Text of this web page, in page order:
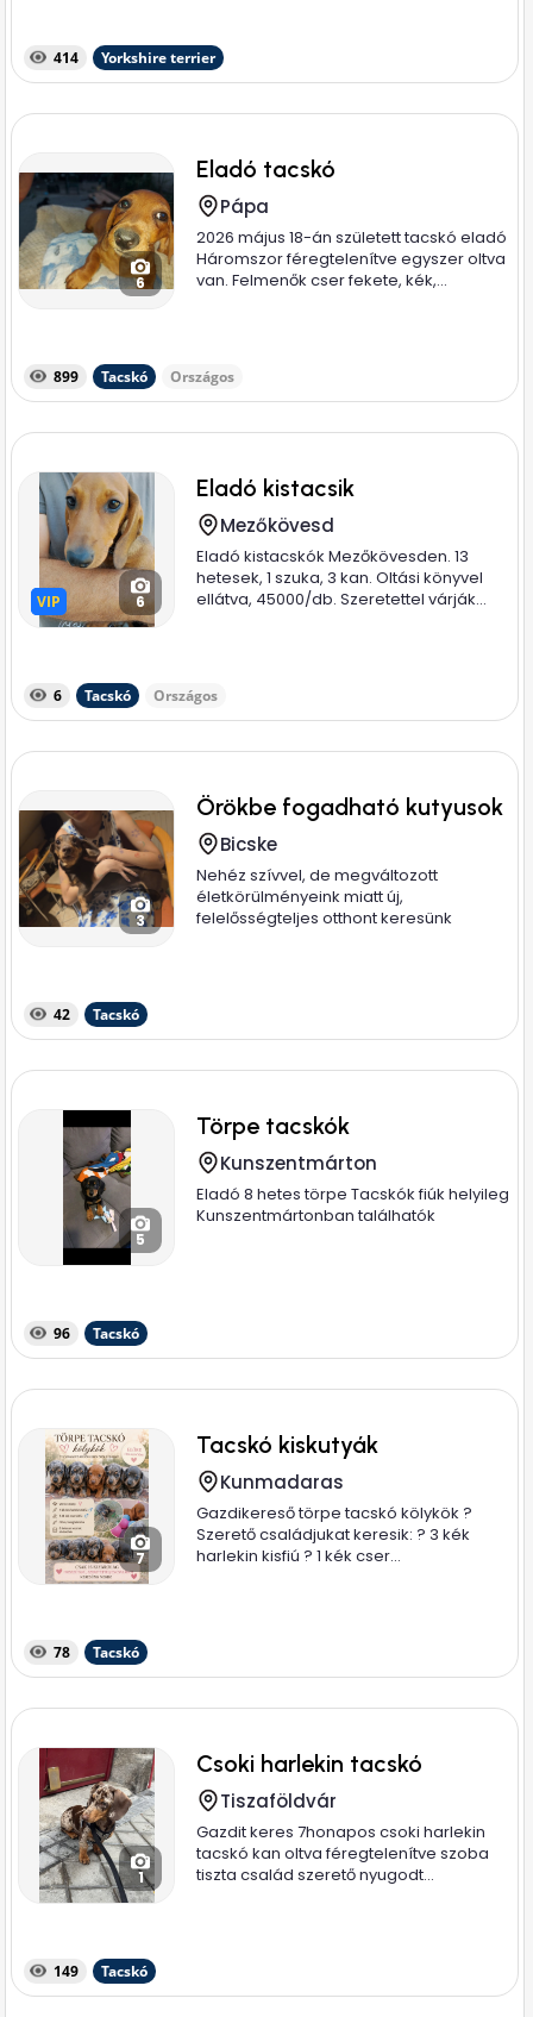
414 Yorkshire terrier
6
Eladó tacskó
Pápa
2026 május 18-án született tacskó eladó
Háromszor féregtelenítve egyszer oltva
van. Felmenők cser fekete, kék,...
899 Tacskó Országos
VIP
VIP 6
Eladó kistacsik
Mezőkövesd
Eladó kistacskók Mezőkövesden. 13
hetesek, 1 szuka, 3 kan. Oltási könyvel
ellátva, 45000/db. Szeretettel várják...
6 Tacskó Országos
3
Örökbe fogadható kutyusok
Bicske
Nehéz szívvel, de megváltozott
életkörülményeink miatt új,
felelősségteljes otthont keresünk
42 Tacskó
5
Törpe tacskók
Kunszentmárton
Eladó 8 hetes törpe Tacskók fiúk helyileg
Kunszentmártonban találhatók
96 Tacskó
7
Tacskó kiskutyák
Kunmadaras
Gazdikereső törpe tacskó kölykök ?
Szerető családjukat keresik: ? 3 kék
harlekin kisfiú ? 1 kék cser...
78 Tacskó
1
Csoki harlekin tacskó
Tiszaföldvár
Gazdit keres 7honapos csoki harlekin
tacskó kan oltva féregtelenítve szoba
tiszta család szerető nyugodt...
149 Tacskó